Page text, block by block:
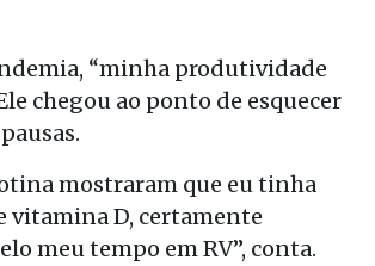
“minha produtividade
chegou ao ponto de esquecer
mostraram que eu tinha
vitamina D, certamente
meu tempo em RV”, conta.